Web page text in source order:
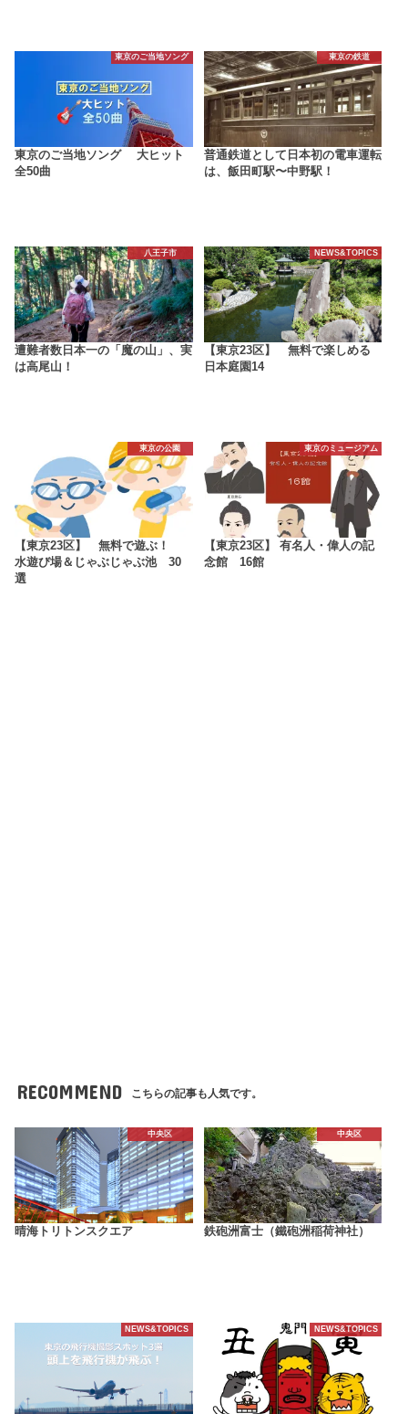
東京のご当地ソング
東京のご当地ソング 大ヒット
全50曲
東京の鉄道
普通鉄道として日本初の電車運転
は、飯田町駅〜中野駅！
八王子市
遭難者数日本一の「魔の山」、実
は高尾山！
NEWS&TOPICS
【東京23区】 無料で楽しめる
日本庭園14
東京の公園
【東京23区】 無料で遊ぶ！
水遊び場＆じゃぶじゃぶ池 30
選
東京のミュージアム
【東京23区】 有名人・偉人の記
念館 16館
RECOMMEND こちらの記事も人気です。
中央区
晴海トリトンスクエア
中央区
鉄砲洲富士（鐵砲洲稲荷神社）
NEWS&TOPICS NEWS&TOPICS